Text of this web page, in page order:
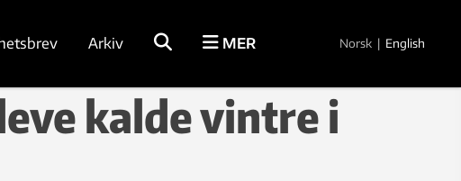
Arkiv MER Norsk | English
kalde vintre i